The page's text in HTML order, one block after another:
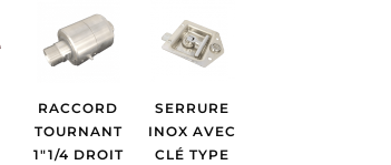
RACCORD
TOURNANT
1″1/4 DROIT
SERRURE
INOX AVEC
CLÉ TYPE